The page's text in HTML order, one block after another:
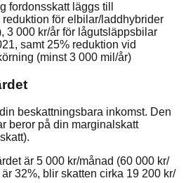
fordonsskatt läggs till
reduktion för elbilar/laddhybrider
3 000 kr/år för lågutsläppsbilar
samt 25% reduktion vid
(minst 3 000 mil/år)
beskattningsbara inkomst. Den
beror på din marginalskatt
är 5 000 kr/månad (60 000 kr/
32%, blir skatten cirka 19 200 kr/